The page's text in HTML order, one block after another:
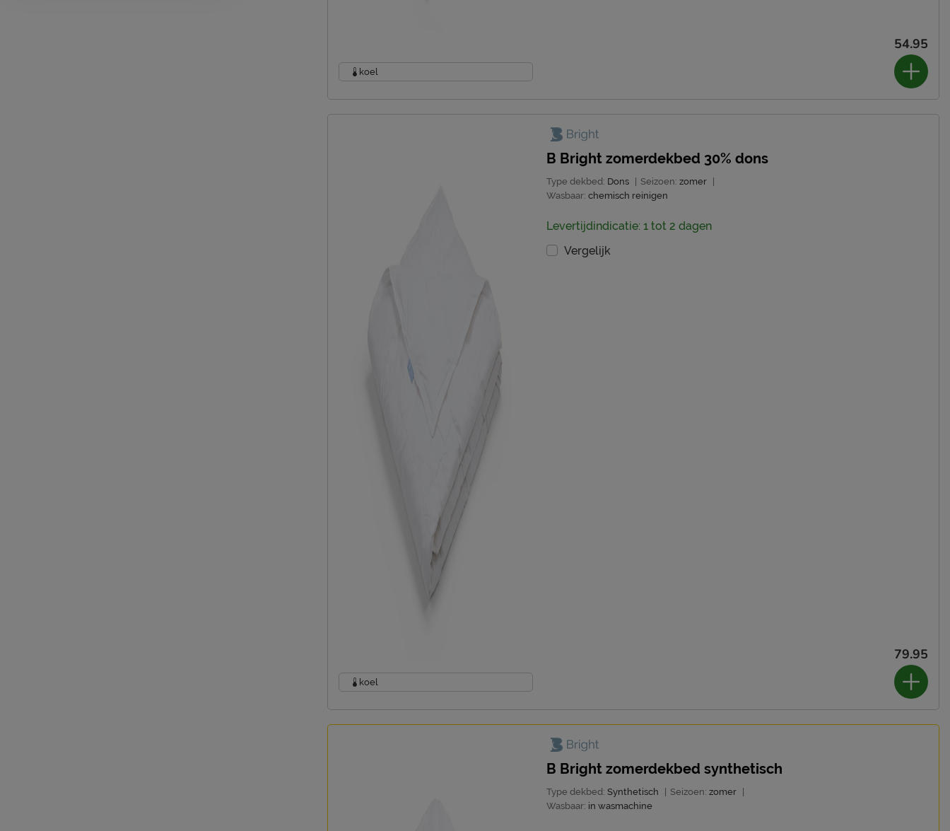
koel
54.95
koel
B Bright zomerdekbed 30% dons
Type dekbed: Dons | Seizoen: zomer |
Wasbaar: chemisch reinigen
Levertijdindicatie: 1 tot 2 dagen
Vergelijk
79.95
B Bright zomerdekbed synthetisch
Type dekbed: Synthetisch | Seizoen: zomer |
Wasbaar: in wasmachine